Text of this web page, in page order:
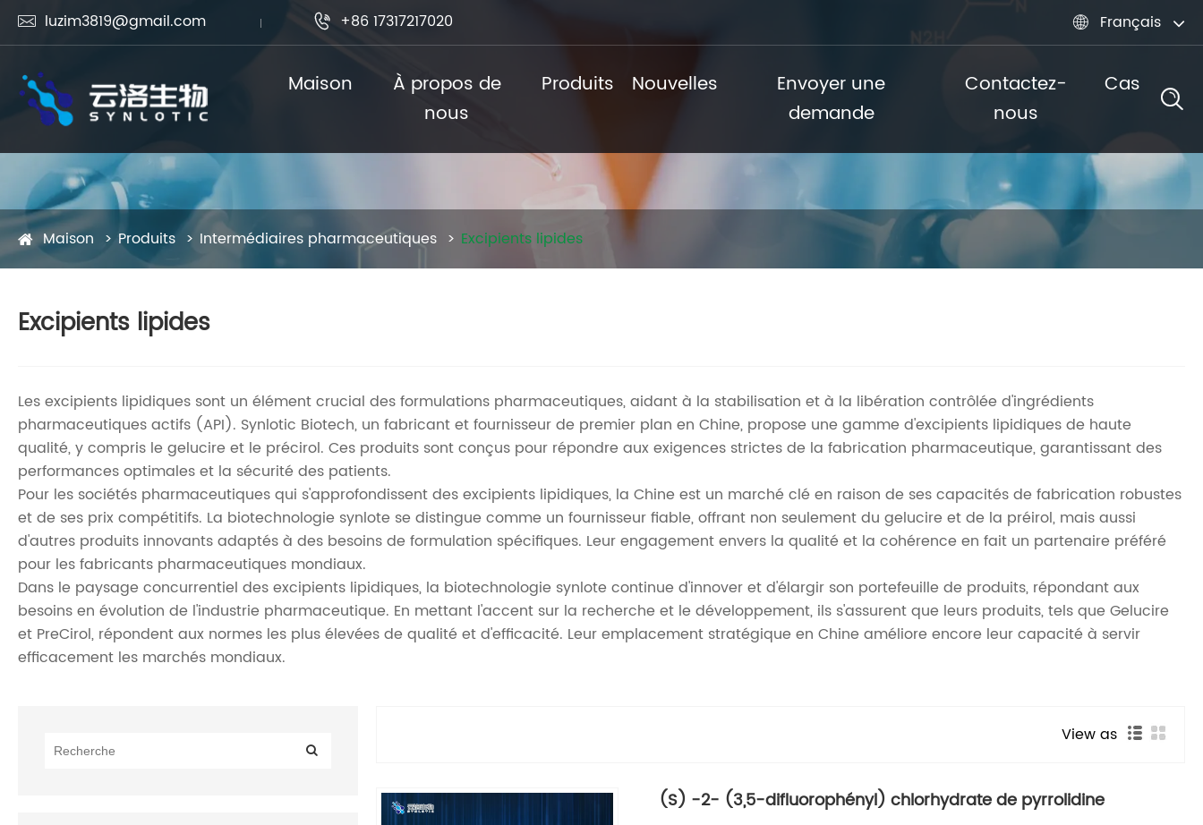
 luzim3819@gmail.com  +86 17317217020  Français
Maison
À propos de
nous
Produits Nouvelles
Envoyer une
demande
Contactez-
nous
Cas
Maison Produits Intermédiaires pharmaceutiques Excipients lipides
Excipients lipides
Les excipients lipidiques sont un élément crucial des formulations pharmaceutiques, aidant à la stabilisation et à la libération contrôlée d'ingrédients
pharmaceutiques actifs (API). Synlotic Biotech, un fabricant et fournisseur de premier plan en Chine, propose une gamme d'excipients lipidiques de haute
qualité, y compris le gelucire et le précirol. Ces produits sont conçus pour répondre aux exigences strictes de la fabrication pharmaceutique, garantissant des
performances optimales et la sécurité des patients.
Pour les sociétés pharmaceutiques qui s'approfondissent des excipients lipidiques, la Chine est un marché clé en raison de ses capacités de fabrication robustes
et de ses prix compétitifs. La biotechnologie synlote se distingue comme un fournisseur fiable, offrant non seulement du gelucire et de la préirol, mais aussi
d'autres produits innovants adaptés à des besoins de formulation spécifiques. Leur engagement envers la qualité et la cohérence en fait un partenaire préféré
pour les fabricants pharmaceutiques mondiaux.
Dans le paysage concurrentiel des excipients lipidiques, la biotechnologie synlote continue d'innover et d'élargir son portefeuille de produits, répondant aux
besoins en évolution de l'industrie pharmaceutique. En mettant l'accent sur la recherche et le développement, ils s'assurent que leurs produits, tels que Gelucire
et PreCirol, répondent aux normes les plus élevées de qualité et d'efficacité. Leur emplacement stratégique en Chine améliore encore leur capacité à servir
efficacement les marchés mondiaux.
View as
(S) -2- (3,5-difluorophényl) chlorhydrate de pyrrolidine